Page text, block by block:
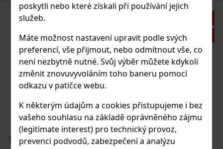
poskytli nebo které získali při používání jejich
služeb.
Máte možnost nastavení upravit podle svých
preferencí, vše přijmout, nebo odmítnout vše, co
není nezbytně nutné. Svůj výběr můžete kdykoli
změnit znovuvyvoláním toho baneru pomocí
odkazu v patičce webu.
K některým údajům a cookies přistupujeme i bez
vašeho souhlasu na základě oprávněného zájmu
(legitimate interest) pro technický provoz,
prevenci podvodů, zabezpečení a analýzu
Zino pouzdro XL-2 šedo/azurová kůže
(1 ks)
930 Kč bez DPH
Akce
Serbetli Toastet Berri 50g